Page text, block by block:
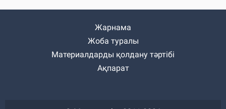
Жарнама
Жоба туралы
Материалдарды қолдану тәртібі
Ақпарат